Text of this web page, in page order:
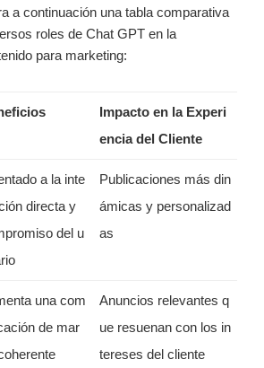
a continuación una tabla comparativa
roles de Chat GPT en la
para marketing:
Impacto en la Experi
encia del Cliente
a la inte
directa y
del u
Publicaciones más din
ámicas y personalizad
as
una com
de mar
Anuncios relevantes q
ue resuenan con los in
tereses del cliente